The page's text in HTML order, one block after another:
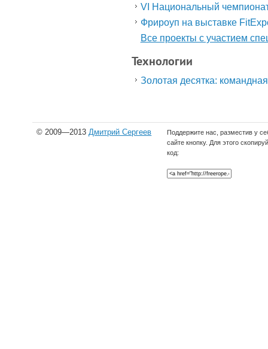
VI Национальный
Фрироуп на выставке
Все проекты с участием
Технологии
Золотая десятка:
© 2009—2013 Дмитрий Сергеев
Поддержите нас, разместив у
сайте кнопку. Для этого
код: